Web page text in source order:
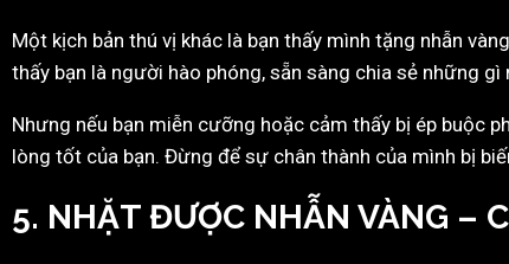
Một kịch bản thú vị khác là bạn thấy mình tặng nhẫn
thấy bạn là người hào phóng, sẵn sàng chia sẻ những
Nhưng nếu bạn miễn cưỡng hoặc cảm thấy bị ép buộc
lòng tốt của bạn. Đừng để sự chân thành của mình bị
5. NHẶT ĐƯỢC NHẪN VÀNG –